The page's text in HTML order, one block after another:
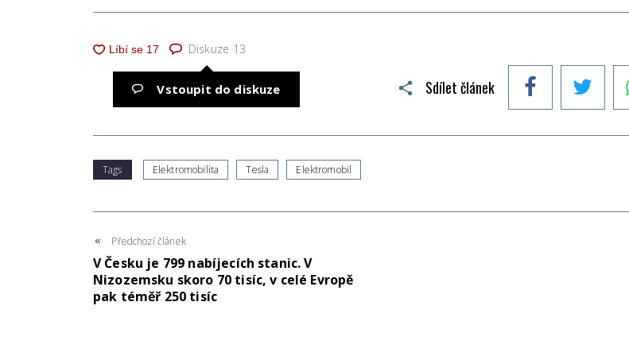
Sdílet článek
Diskuze 13
Vstoupit do diskuze
Tags Elektromobilita Tesla Elektromobil
Předchozí článek
V Česku je 799 nabíjecích stanic. V
Nizozemsku skoro 70 tisíc, v celé Evropě
pak téměř 250 tisíc